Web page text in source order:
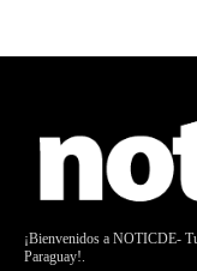
¡Bienvenidos a NOTICDE-
Paraguay!.